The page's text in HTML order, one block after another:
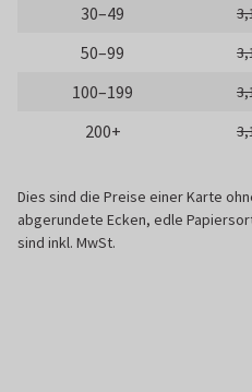
30–49
50–99
100–199
200+
Dies sind die Preise einer Karte
abgerundete Ecken, edle
sind inkl. MwSt.